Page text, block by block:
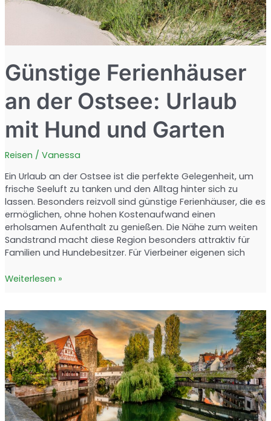
Günstige Ferienhäuser
an der Ostsee: Urlaub
mit Hund und Garten
Reisen / Vanessa
Ein Urlaub an der Ostsee ist die perfekte Gelegenheit, um
frische Seeluft zu tanken und den Alltag hinter sich zu
lassen. Besonders reizvoll sind günstige Ferienhäuser, die es
ermöglichen, ohne hohen Kostenaufwand einen
erholsamen Aufenthalt zu genießen. Die Nähe zum weiten
Sandstrand macht diese Region besonders attraktiv für
Familien und Hundebesitzer. Für Vierbeiner eigenen sich
Günstige
der
Ostsee:
Urlaub
mit
Hund
und
Garten
Weiterlesen »